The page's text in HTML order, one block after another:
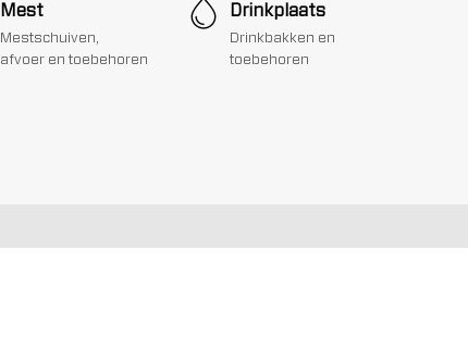
Mest
Mestschuiven,
afvoer en toebehoren
Drinkplaats
Drinkbakken en
toebehoren